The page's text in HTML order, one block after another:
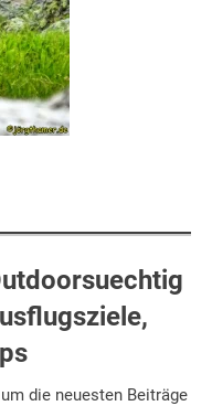
die neuesten Beiträge